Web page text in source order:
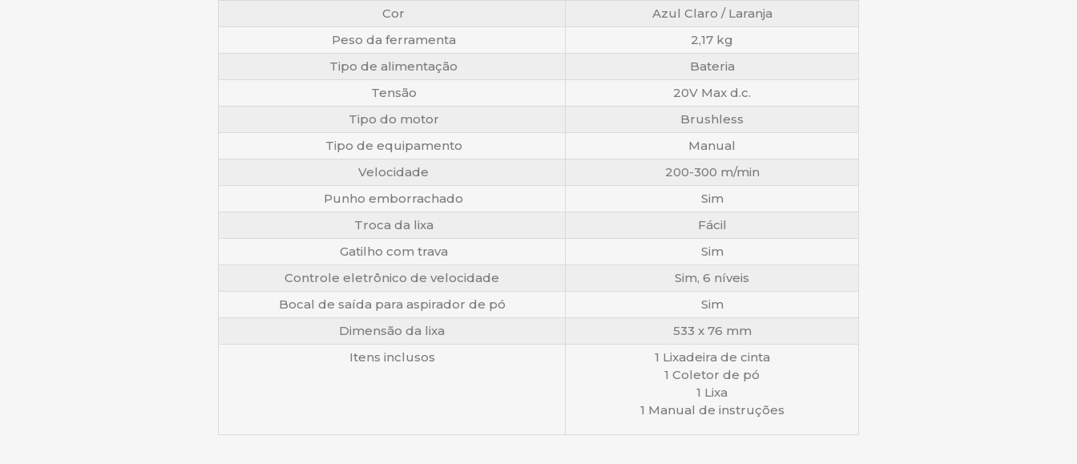
Cor
Azul Claro / Laranja
Peso da ferramenta
2,17 kg
Tipo de alimentação
Bateria
Tensão
20V Max d.c.
Tipo do motor
Brushless
Tipo de equipamento
Manual
Velocidade
200-300 m/min
Punho emborrachado
Sim
Troca da lixa
Fácil
Gatilho com trava
Sim
Controle eletrônico de velocidade
Sim, 6 níveis
Bocal de saída para aspirador de pó
Sim
Dimensão da lixa
533 x 76 mm
Itens inclusos
1 Lixadeira de cinta
1 Coletor de pó
1 Lixa
1 Manual de instruções